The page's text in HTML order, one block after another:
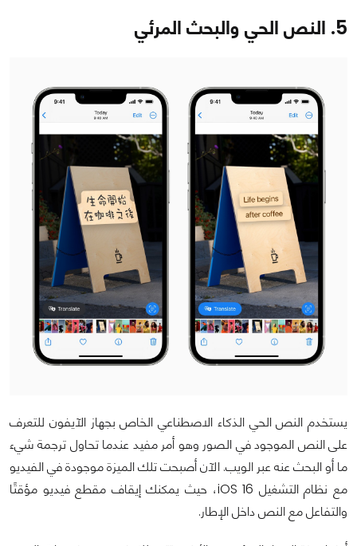
5. النص الحي والبحث المرئي
يستخدم النص الحي الذكاء الاصطناعي الخاص بجهاز الآيفون للتعرف
على النص الموجود في الصور وهو أمر مفيد عندما تحاول ترجمة شيء
ما أو البحث عنه عبر الويب. الآن أصبحت تلك الميزة موجودة في الفيديو
مع نظام التشغيل iOS 16، حيث يمكنك إيقاف مقطع فيديو مؤقتًا
والتفاعل مع النص داخل الإطار.